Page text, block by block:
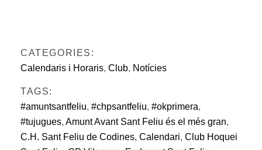
CATEGORIES:
Calendaris i Horaris, Club, Notícies
TAGS:
#amuntsantfeliu, #chpsantfeliu, #okprimera,
#tujugues, Amunt Avant Sant Feliu és el més gran,
C.H. Sant Feliu de Codines, Calendari, Club Hoquei